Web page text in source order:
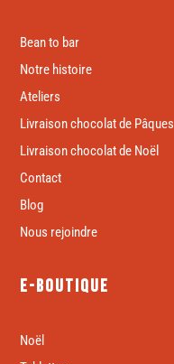
Bean to bar
Notre histoire
Ateliers
Livraison chocolat de Pâques
Livraison chocolat de Noël
Contact
Blog
Nous rejoindre
E-boutique
Noël